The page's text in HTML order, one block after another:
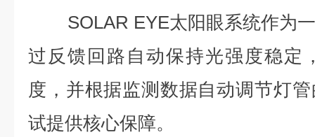
SOLAR EYE太阳眼系统作为
过反馈回路自动保持光强度稳定
度，并根据监测数据自动调节灯
试提供核心保障。